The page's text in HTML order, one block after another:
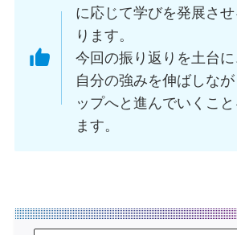
に応じて学びを発展さ
ります。
今回の振り返りを土台
自分の強みを伸ばしな
ップへと進んでいくこ
ます。